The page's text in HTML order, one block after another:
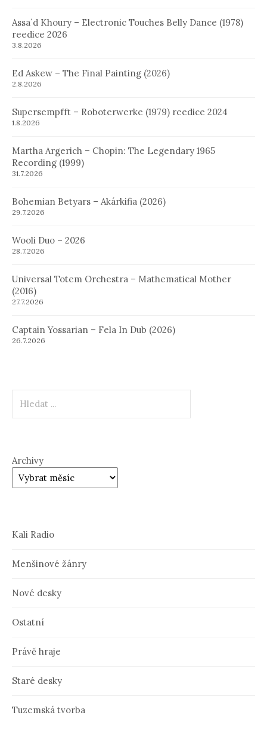
Assa´d Khoury – Electronic Touches Belly Dance (1978)
reedice 2026
3.8.2026
Ed Askew – The Final Painting (2026)
2.8.2026
Supersempfft – Roboterwerke (1979) reedice 2024
1.8.2026
Martha Argerich – Chopin: The Legendary 1965
Recording (1999)
31.7.2026
Bohemian Betyars – Akárkifia (2026)
29.7.2026
Wooli Duo – 2026
28.7.2026
Universal Totem Orchestra – Mathematical Mother
(2016)
27.7.2026
Captain Yossarian – Fela In Dub (2026)
26.7.2026
Archivy
Kali Radio
Menšinové žánry
Nové desky
Ostatní
Právě hraje
Staré desky
Tuzemská tvorba